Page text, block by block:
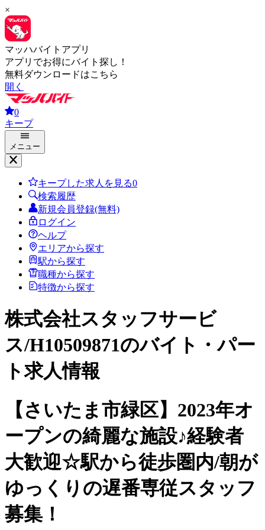
×
マッハバイトアプリ
アプリでお得にバイト探し！
無料ダウンロードはこちら
開く
0
キープ
メニュー
キープした求人を見る0
検索履歴
新規会員登録(無料)
ログイン
ヘルプ
エリアから探す
駅から探す
職種から探す
特徴から探す
株式会社スタッフサービ
ス/H10509871のバイト・パー
ト求人情報
【さいたま市緑区】2023年オ
ープンの綺麗な施設♪経験者
大歓迎☆駅から徒歩圏内/朝が
ゆっくりの遅番専従スタッフ
募集！